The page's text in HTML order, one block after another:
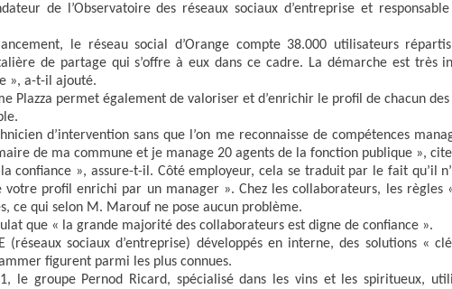
de l’Observatoire des réseaux sociaux d’entreprise et
le réseau social d’Orange compte 38.000 utilisateurs
de partage qui s’offre à eux dans ce cadre. La démarche est très
», a-t-il ajouté.
Plazza permet également de valoriser et d’enrichir le profil de chacun
d’intervention sans que l’on me reconnaisse de compétences
de ma commune et je manage 20 agents de la fonction publique »,
confiance », assure-t-il. Côté employeur, cela se traduit par le fait qu’il
profil enrichi par un manager ». Chez les collaborateurs, les règles
ce qui selon M. Marouf ne pose aucun problème.
que « la grande majorité des collaborateurs est digne de confiance ».
(réseaux sociaux d’entreprise) développés en interne, des solutions «
figurent parmi les plus connues.
le groupe Pernod Ricard, spécialisé dans les vins et les spiritueux,